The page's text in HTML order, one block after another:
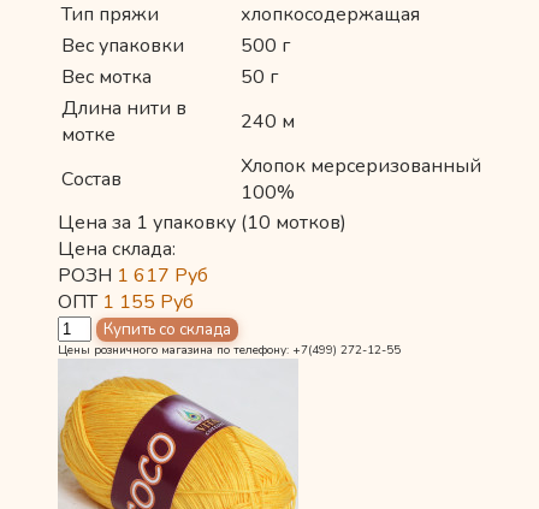
Тип пряжи
хлопкосодержащая
Вес упаковки
500 г
Вес мотка
50 г
Длина нити в
мотке
240 м
Состав
Хлопок мерсеризованный
100%
Цена за 1 упаковку (10 мотков)
Цена склада:
РОЗН 1 617 Руб
ОПТ 1 155 Руб
Цены розничного магазина по телефону: +7(499) 272-12-55